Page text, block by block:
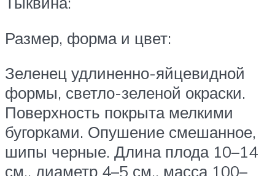
Размер, форма и цвет:
Зеленец удлиненно-яйцевидной
формы, светло-зеленой окраски.
Поверхность покрыта мелкими
бугорками. Опушение смешанное,
шипы черные. Длина плода 10–14
см., диаметр 4–5 см., масса 100–